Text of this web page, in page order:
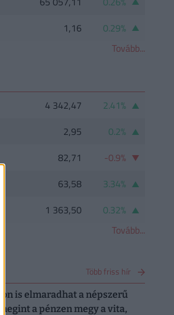
1,16
0.29%
Tovább...
4 342,47
2.41%
2,95
0.2%
82,71
-0.9%
63,58
3.34%
1 363,50
0.32%
Tovább...
Több friss hír
is elmaradhat a népszerű
a pénzen megy a vita,